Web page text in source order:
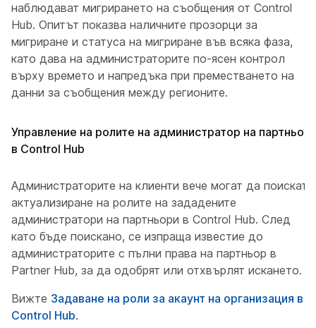
наблюдават мигрирането на съобщения от Control
Hub. Опитът показва наличните прозорци за
мигриране и статуса на мигриране във всяка фаза,
като дава на администраторите по-ясен контрол
върху времето и напредъка при преместването на
данни за съобщения между регионите.
Управление на ролите на администратор на партньор
в Control Hub
Администраторите на клиенти вече могат да поискат
актуализиране на ролите на зададените
администратори на партньори в Control Hub. След
като бъде поискано, се изпраща известие до
администраторите с пълни права на партньор в
Partner Hub, за да одобрят или отхвърлят искането.
Вижте Задаване на роли за акаунт на организация в
Control Hub.